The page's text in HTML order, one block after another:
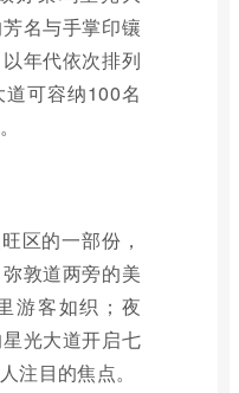
名与手掌印镶
年代依次排列
可容纳100名
区的一部份，
敦道两旁的美
游客如织；夜
光大道开启七
注目的焦点。